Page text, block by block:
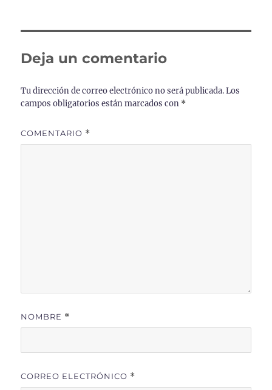
Deja un comentario
Tu dirección de correo electrónico no será publicada. Los
campos obligatorios están marcados con *
COMENTARIO *
NOMBRE *
CORREO ELECTRÓNICO *